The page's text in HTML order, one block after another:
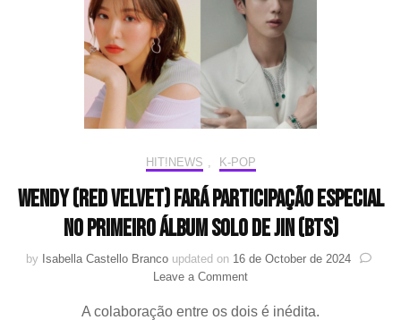
SMTOWN
2025
Wendy
Velvet)
de
fora
do
evento
HIT!NEWS K-POP
Wendy (Red Velvet) fará participação especial
no primeiro álbum solo de Jin (BTS)
by Isabella Castello Branco updated on 16 de October de 2024
Leave a Commenton
(Red
A colaboração entre os dois é inédita.